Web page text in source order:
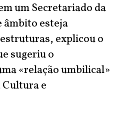
um Secretariado da
âmbito esteja
explicou o
sugeriu o
«relação umbilical»
e